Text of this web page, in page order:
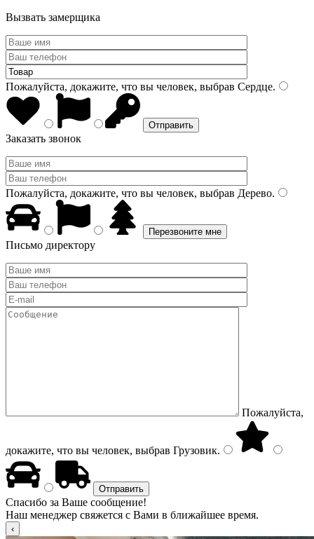
Вызвать замерщика
Пожалуйста, докажите, что вы человек, выбрав Сердце.
Заказать звонок
Пожалуйста, докажите, что вы человек, выбрав Дерево.
Письмо директору
Пожалуйста,
докажите, что вы человек, выбрав Грузовик.
Спасибо за Ваше сообщение!
Наш менеджер свяжется с Вами в ближайшее время.